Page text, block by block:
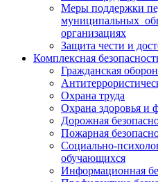
Меры поддержки
муниципальных
организациях
Защита чести и
Комплексная
Гражданская
Охрана труда
Охрана здоровья
Дорожная
Пожарная
Социально-
обучающихся
Информационная